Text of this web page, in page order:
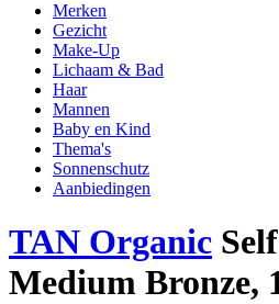
Merken
Gezicht
Make-Up
Lichaam & Bad
Haar
Mannen
Baby en Kind
Thema's
Sonnenschutz
Aanbiedingen
TAN Organic
Medium Bronze,